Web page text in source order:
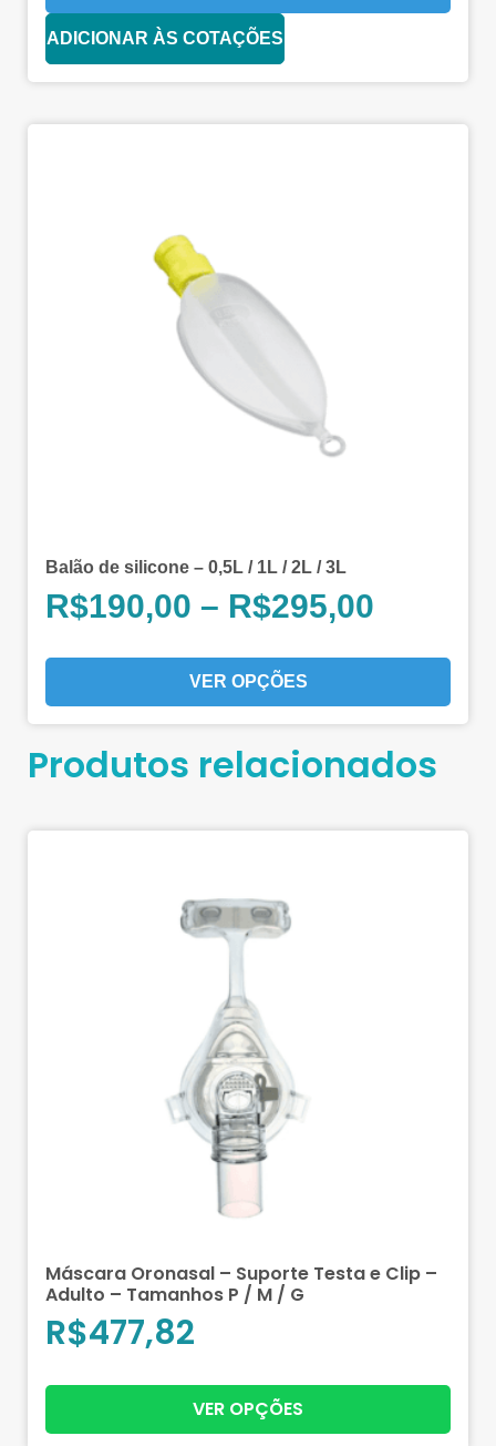
ADICIONAR ÀS COTAÇÕES
Balão de silicone – 0,5L / 1L / 2L / 3L
R$190,00 – R$295,00
VER OPÇÕES
Produtos relacionados
Máscara Oronasal – Suporte Testa e Clip –
Adulto – Tamanhos P / M / G
R$477,82
VER OPÇÕES